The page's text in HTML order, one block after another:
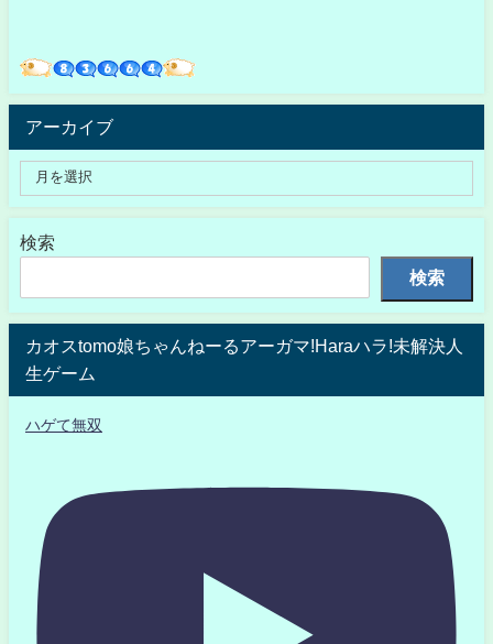
アーカイブ
検索
検索
カオスtomo娘ちゃんねーるアーガマ!Haraハラ!未解決人
生ゲーム
ハゲて無双